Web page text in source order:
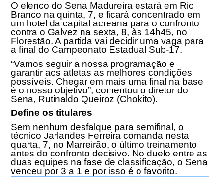
O elenco do Sena Madureira estará em Rio
Branco na quinta, 7, e ficará concentrado em
um hotel da capital acreana para o confronto
contra o Galvez na sexta, 8, às 14h45, no
Florestão. A partida vai decidir uma vaga para
a final do Campeonato Estadual Sub-17.
“Vamos seguir a nossa programação e
garantir aos atletas as melhores condições
possíveis. Chegar em mais uma final na base
é o nosso objetivo”, comentou o diretor do
Sena, Rutinaldo Queiroz (Chokito).
Define os titulares
Sem nenhum desfalque para semifinal, o
técnico Jarlandes Ferreira comanda nesta
quarta, 7, no Marreirão, o último treinamento
antes do confronto decisivo. No duelo entre as
duas equipes na fase de classificação, o Sena
venceu por 3 a 1 e por isso é o favorito.